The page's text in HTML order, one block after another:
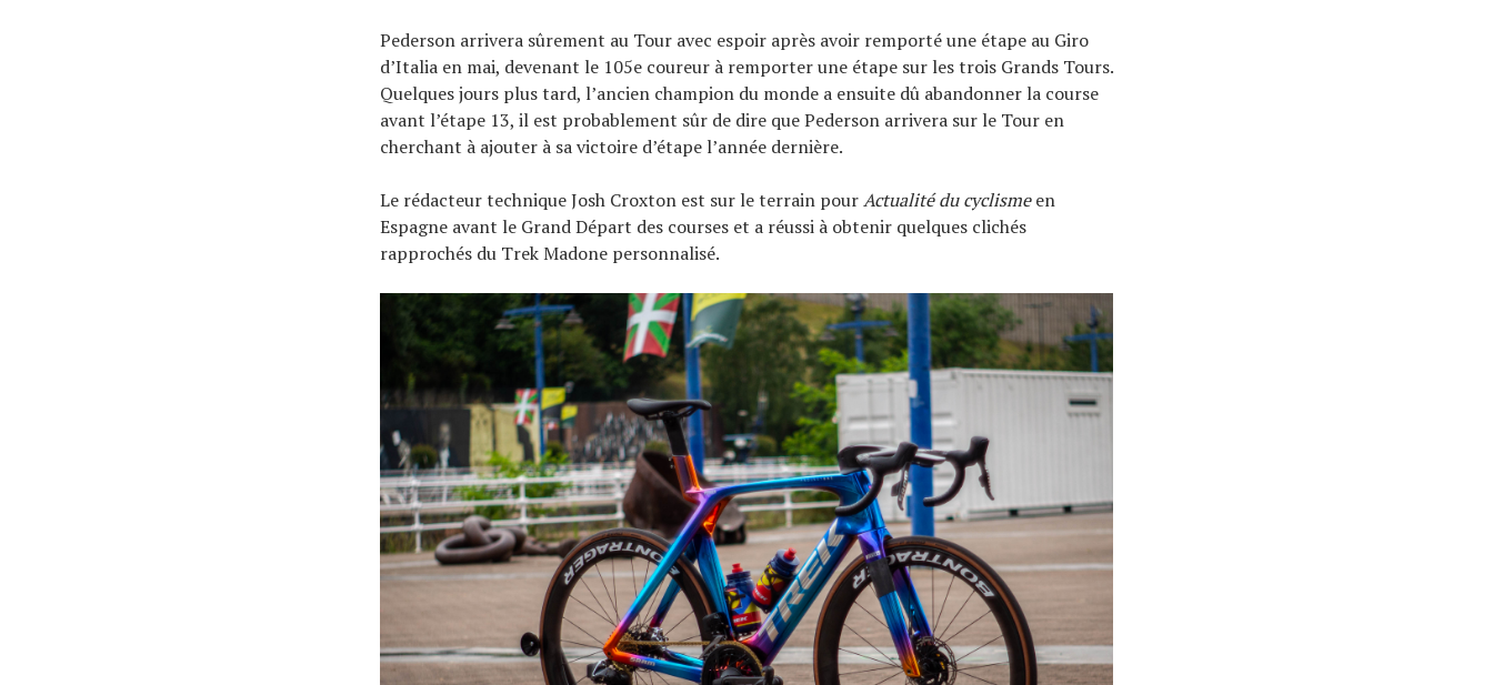
Pederson arrivera sûrement au Tour avec espoir après avoir remporté une étape au Giro
d’Italia en mai, devenant le 105e coureur à remporter une étape sur les trois Grands Tours.
Quelques jours plus tard, l’ancien champion du monde a ensuite dû abandonner la course
avant l’étape 13, il est probablement sûr de dire que Pederson arrivera sur le Tour en
cherchant à ajouter à sa victoire d’étape l’année dernière.
Le rédacteur technique Josh Croxton est sur le terrain pourActualité du cyclismeen
Espagne avant le Grand Départ des courses et a réussi à obtenir quelques clichés
rapprochés du Trek Madone personnalisé.